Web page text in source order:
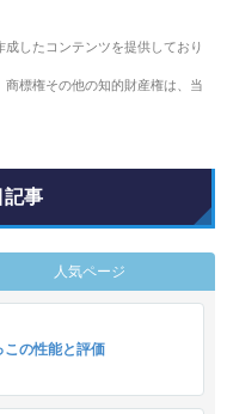
したコンテンツを提供しており
標権その他の知的財産権は、当
記事
人気ページ
この性能と評価